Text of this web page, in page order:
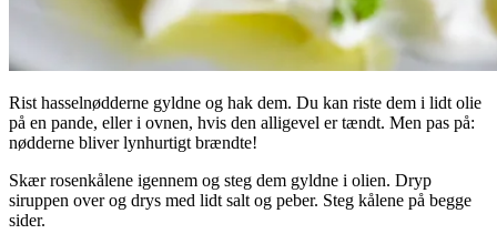
Rist hasselnødderne gyldne og hak dem. Du kan riste dem i lidt olie
på en pande, eller i ovnen, hvis den alligevel er tændt. Men pas på:
nødderne bliver lynhurtigt brændte!
Skær rosenkålene igennem og steg dem gyldne i olien. Dryp
siruppen over og drys med lidt salt og peber. Steg kålene på begge
sider.